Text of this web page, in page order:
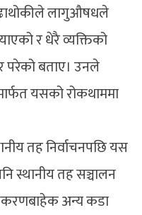
लागुऔषधले
र धेरै व्यक्तिको
परेको बताए। उनले
यसको रोकथाममा
तह निर्वाचनपछि यस
स्थानीय तह सञ्चालन
अन्य कडा